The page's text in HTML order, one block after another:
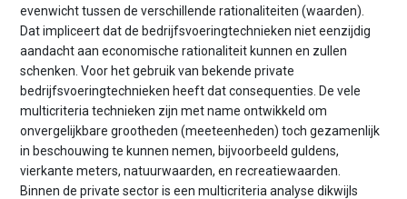
evenwicht tussen de verschillende rationaliteiten (waarden).
Dat impliceert dat de bedrijfsvoeringtechnieken niet eenzijdig
aandacht aan economische rationaliteit kunnen en zullen
schenken. Voor het gebruik van bekende private
bedrijfsvoeringtechnieken heeft dat consequenties. De vele
multicriteria technieken zijn met name ontwikkeld om
onvergelijkbare grootheden (meeteenheden) toch gezamenlijk
in beschouwing te kunnen nemen, bijvoorbeeld guldens,
vierkante meters, natuurwaarden, en recreatiewaarden.
Binnen de private sector is een multicriteria analyse dikwijls